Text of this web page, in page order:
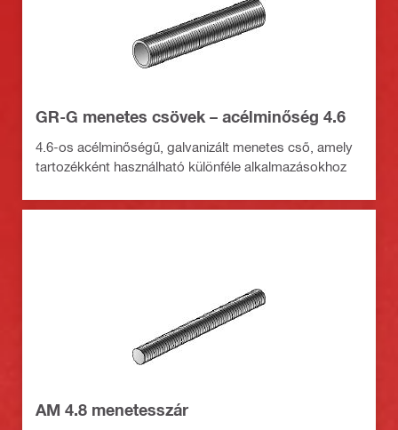
GR-G menetes csövek – acélminőség 4.6
4.6-os acélminőségű, galvanizált menetes cső, amely
tartozékként használható különféle alkalmazásokhoz
AM 4.8 menetesszár